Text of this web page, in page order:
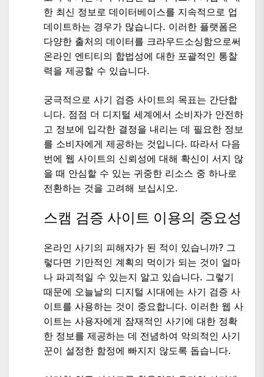
한 최신 정보로 데이터베이스를 지속적으로 업
데이트하는 경우가 많습니다. 이러한 플랫폼은
다양한 출처의 데이터를 크라우드소싱함으로써
온라인 엔티티의 합법성에 대한 포괄적인 통찰
력을 제공할 수 있습니다.
궁극적으로 사기 검증 사이트의 목표는 간단합
니다. 점점 더 디지털 세계에서 소비자가 안전하
고 정보에 입각한 결정을 내리는 데 필요한 정보
를 소비자에게 제공하는 것입니다. 따라서 다음
번에 웹 사이트의 신뢰성에 대해 확신이 서지 않
을 때 안심할 수 있는 귀중한 리소스 중 하나로
전환하는 것을 고려해 보십시오.
스캠 검증 사이트 이용의 중요성
온라인 사기의 피해자가 된 적이 있습니까? 그
렇다면 기만적인 계획의 먹이가 되는 것이 얼마
나 파괴적일 수 있는지 알고 있습니다. 그렇기
때문에 오늘날의 디지털 시대에는 사기 검증 사
이트를 사용하는 것이 중요합니다. 이러한 웹 사
이트는 사용자에게 잠재적인 사기에 대한 정확
한 정보를 제공하는 데 전념하여 악의적인 사기
꾼이 설정한 함정에 빠지지 않도록 돕습니다.